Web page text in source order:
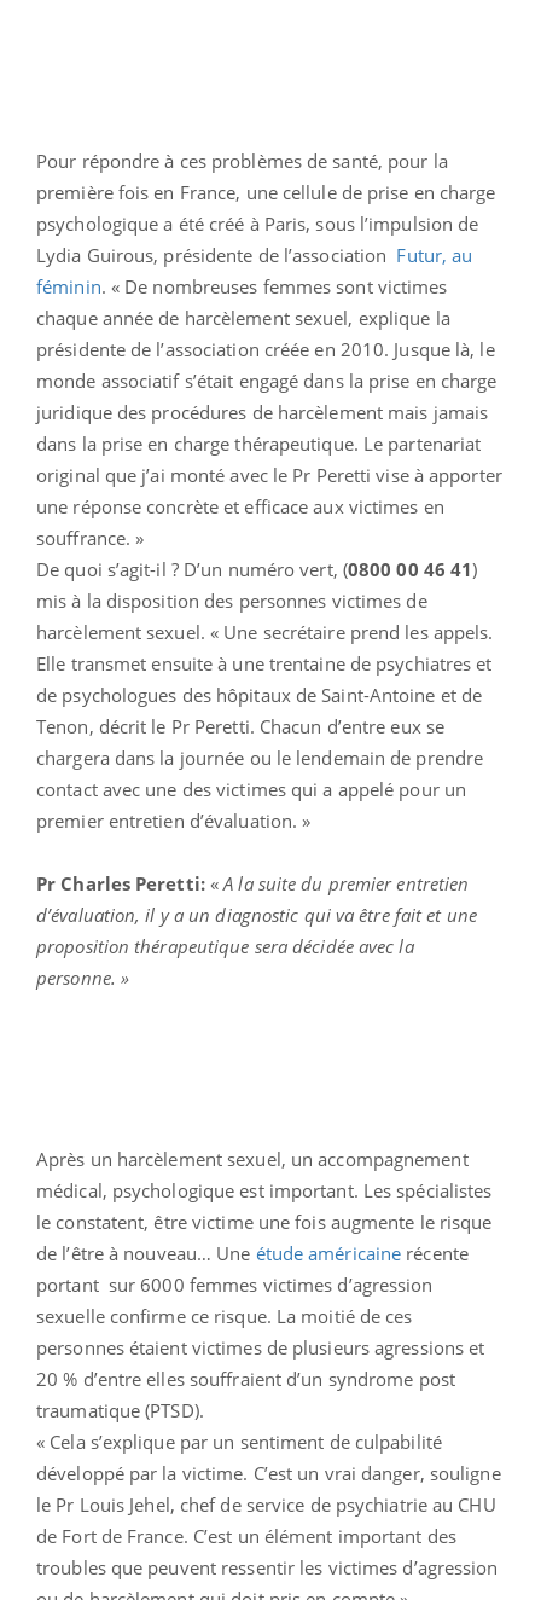
Pour répondre à ces problèmes de santé, pour la
première fois en France, une cellule de prise en charge
psychologique a été créé à Paris, sous l’impulsion de
Lydia Guirous, présidente de l’association Futur, au
féminin. « De nombreuses femmes sont victimes
chaque année de harcèlement sexuel, explique la
présidente de l’association créée en 2010. Jusque là, le
monde associatif s’était engagé dans la prise en charge
juridique des procédures de harcèlement mais jamais
dans la prise en charge thérapeutique. Le partenariat
original que j’ai monté avec le Pr Peretti vise à apporter
une réponse concrète et efficace aux victimes en
souffrance. »
De quoi s’agit-il ? D’un numéro vert, (0800 00 46 41)
mis à la disposition des personnes victimes de
harcèlement sexuel. « Une secrétaire prend les appels.
Elle transmet ensuite à une trentaine de psychiatres et
de psychologues des hôpitaux de Saint-Antoine et de
Tenon, décrit le Pr Peretti. Chacun d’entre eux se
chargera dans la journée ou le lendemain de prendre
contact avec une des victimes qui a appelé pour un
premier entretien d’évaluation. »
Pr Charles Peretti:« A la suite du premier entretien
d’évaluation, il y a un diagnostic qui va être fait et une
proposition thérapeutique sera décidée avec la
personne. »
Après un harcèlement sexuel, un accompagnement
médical, psychologique est important. Les spécialistes
le constatent, être victime une fois augmente le risque
de l’être à nouveau… Une étude américaine récente
portant sur 6000 femmes victimes d’agression
sexuelle confirme ce risque. La moitié de ces
personnes étaient victimes de plusieurs agressions et
20 % d’entre elles souffraient d’un syndrome post
traumatique (PTSD).
« Cela s’explique par un sentiment de culpabilité
développé par la victime. C’est un vrai danger, souligne
le Pr Louis Jehel, chef de service de psychiatrie au CHU
de Fort de France. C’est un élément important des
troubles que peuvent ressentir les victimes d’agression